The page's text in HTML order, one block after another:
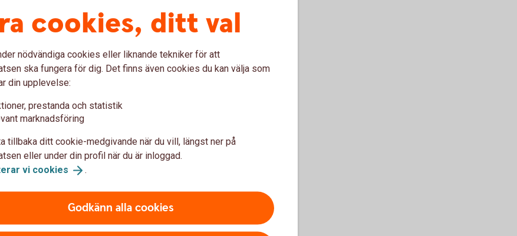
beroende på vilka marknader som
lägger ner på att administrera
teckningsavgift och
inklusive förvaltningsavgiften, andra
courtage,
avgifter.
cookies, ditt val
nödvändiga cookies eller liknande tekniker för att
ska fungera för dig. Det finns även cookies du kan välja som
din upplevelse:
prestanda och statistik
marknadsföring
tillbaka ditt cookie-medgivande när du vill, längst ner på
eller under din profil när du är inloggad.
vi cookies .
Godkänn alla cookies